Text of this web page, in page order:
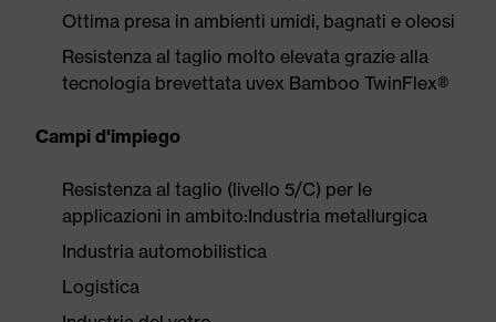
Ottima presa in ambienti umidi, bagnati e oleosi
Resistenza al taglio molto elevata grazie alla
tecnologia brevettata uvex Bamboo TwinFlex®
Campi d'impiego
Resistenza al taglio (livello 5/C) per le
applicazioni in ambito:Industria metallurgica
Industria automobilistica
Logistica